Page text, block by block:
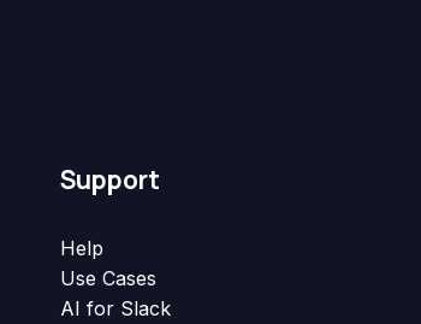
Support
Help
Use Cases
AI for Slack